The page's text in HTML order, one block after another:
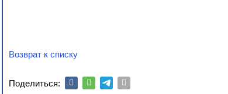
Возврат к списку
Поделиться: